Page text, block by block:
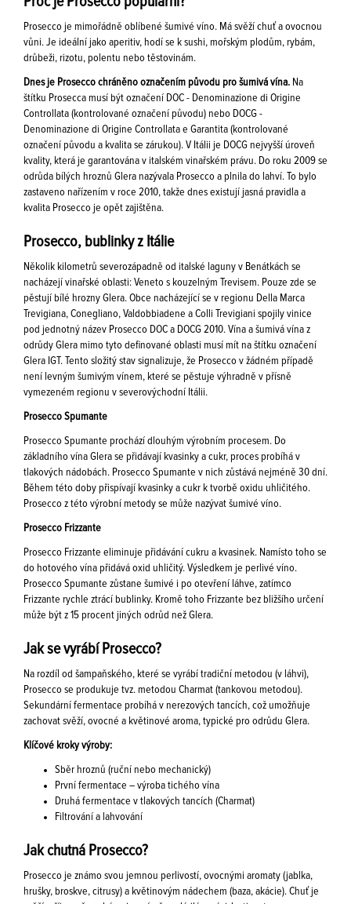
Prosecco je mimořádně oblíbené šumivé víno. Má svěží chuť a ovocnou
vůni. Je ideální jako aperitiv, hodí se k sushi, mořským plodům, rybám,
drůbeži, rizotu, polentu nebo těstovinám.
Dnes je Prosecco chráněno označením původu pro šumivá vína. Na
štítku Prosecca musí být označení DOC - Denominazione di Origine
Controllata (kontrolované označení původu) nebo DOCG -
Denominazione di Origine Controllata e Garantita (kontrolované
označení původu a kvalita se zárukou). V Itálii je DOCG nejvyšší úroveň
kvality, která je garantována v italském vinařském právu. Do roku 2009 se
odrůda bílých hroznů Glera nazývala Prosecco a plnila do lahví. To bylo
zastaveno nařízením v roce 2010, takže dnes existují jasná pravidla a
kvalita Prosecco je opět zajištěna.
Prosecco, bublinky z Itálie
Několik kilometrů severozápadně od italské laguny v Benátkách se
nacházejí vinařské oblasti: Veneto s kouzelným Trevisem. Pouze zde se
pěstují bílé hrozny Glera. Obce nacházející se v regionu Della Marca
Trevigiana, Conegliano, Valdobbiadene a Colli Trevigiani spojily vinice
pod jednotný název Prosecco DOC a DOCG 2010. Vína a šumivá vína z
odrůdy Glera mimo tyto definované oblasti musí mít na štítku označení
Glera IGT. Tento složitý stav signalizuje, že Prosecco v žádném případě
není levným šumivým vínem, které se pěstuje výhradně v přísně
vymezeném regionu v severovýchodní Itálii.
Prosecco Spumante
Prosecco Spumante prochází dlouhým výrobním procesem. Do
základního vína Glera se přidávají kvasinky a cukr, proces probíhá v
tlakových nádobách. Prosecco Spumante v nich zůstává nejméně 30 dní.
Během této doby přispívají kvasinky a cukr k tvorbě oxidu uhličitého.
Prosecco z této výrobní metody se může nazývat šumivé víno.
Prosecco Frizzante
Prosecco Frizzante eliminuje přidávání cukru a kvasinek. Namísto toho se
do hotového vína přidává oxid uhličitý. Výsledkem je perlivé víno.
Prosecco Spumante zůstane šumivé i po otevření láhve, zatímco
Frizzante rychle ztrácí bublinky. Kromě toho Frizzante bez bližšího určení
může být z 15 procent jiných odrůd než Glera.
Jak se vyrábí Prosecco?
Na rozdíl od šampaňského, které se vyrábí tradiční metodou (v láhvi),
Prosecco se produkuje tvz. metodou Charmat (tankovou metodou).
Sekundární fermentace probíhá v nerezových tancích, což umožňuje
zachovat svěží, ovocné a květinové aroma, typické pro odrůdu Glera.
Klíčové kroky výroby:
Sběr hroznů (ruční nebo mechanický)
První fermentace – výroba tichého vína
Druhá fermentace v tlakových tancích (Charmat)
Filtrování a lahvování
Jak chutná Prosecco?
Prosecco je známo svou jemnou perlivostí, ovocnými aromaty (jablka,
hrušky, broskve, citrusy) a květinovým nádechem (baza, akácie). Chuť je